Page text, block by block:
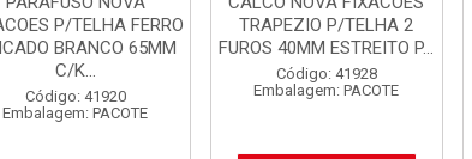
P/TELHA FERRO
BRANCO 65MM
C/K...
Código: 41920
Embalagem: PACOTE
TRAPEZIO P/TELHA 2
FUROS 40MM ESTREITO P...
Código: 41928
Embalagem: PACOTE